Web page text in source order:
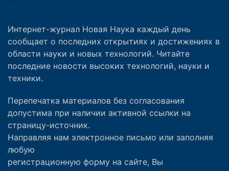
Интернет-журнал Новая Наука каждый день
сообщает о последних открытиях и достижениях в
области науки и новых технологий. Читайте
последние новости высоких технологий, науки и
техники.
Перепечатка материалов без согласования
допустима при наличии активной ссылки на
страницу-источник.
Направляя нам электронное письмо или заполняя
любую
регистрационную форму на сайте, Вы